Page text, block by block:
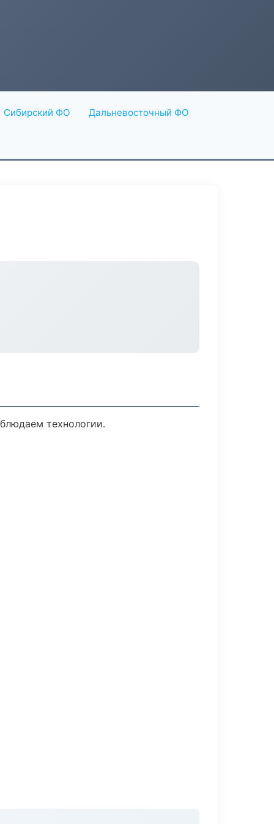
Сибирский ФО Дальневосточный ФО
технологии.